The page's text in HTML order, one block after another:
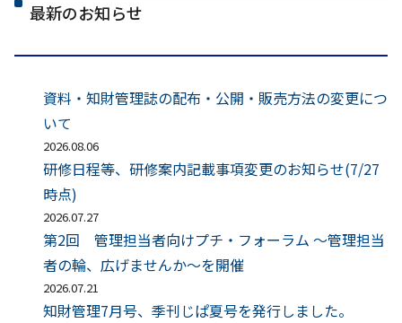
最新のお知らせ
資料・知財管理誌の配布・公開・販売方法の変更につ
いて
2026.08.06
研修日程等、研修案内記載事項変更のお知らせ(7/27
時点)
2026.07.27
第2回 管理担当者向けプチ・フォーラム ～管理担当
者の輪、広げませんか～を開催
2026.07.21
知財管理7月号、季刊じぱ夏号を発行しました。